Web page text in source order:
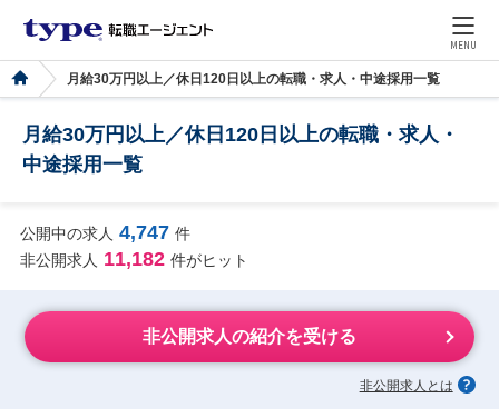
MENU
月給30万円以上／休日120日以上の転職・求人・中途採用一覧
月給30万円以上／休日120日以上の転職・求人・
中途採用一覧
公開中の求人 4,747 件
非公開求人 11,182 件がヒット
非公開求人の紹介を受ける
非公開求人とは